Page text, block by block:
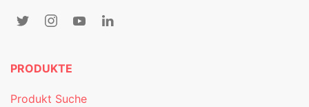
PRODUKTE
Produkt Suche